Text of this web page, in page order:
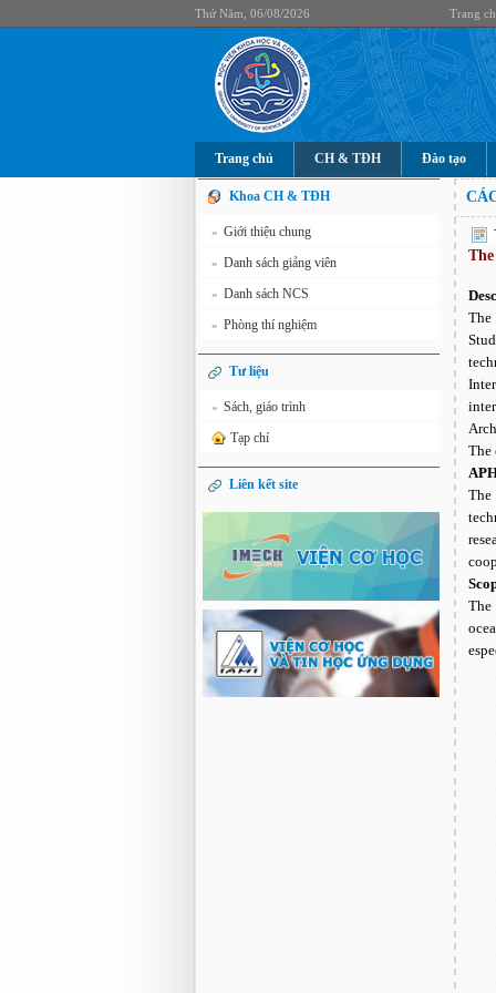
Thứ Năm, 06/08/2026 Trang
Trang chủ CH & TĐH Đào tạo
Khoa CH & TĐH
» Giới thiệu chung
» Danh sách giảng viên
» Danh sách NCS
» Phòng thí nghiệm
Tư liệu
» Sách, giáo trình
Tạp chí
Liên kết site
The
The